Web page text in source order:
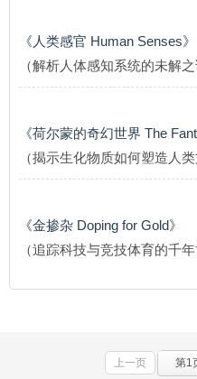
《人类感官 Human Senses》
（解析人体感知系统的未解之
《荷尔蒙的奇幻世界 The
（揭示生化物质如何塑造人类
《金掺杂 Doping for Gold》
（追踪科技与竞技体育的千年
上一页 第1